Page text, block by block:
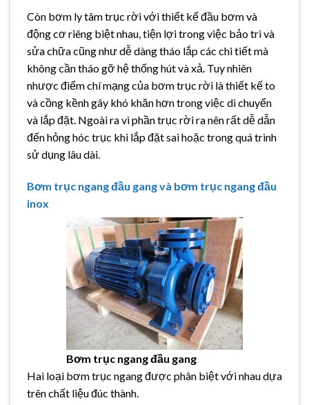
Còn bơm ly tâm trục rời với thiết kế đầu bơm và
động cơ riêng biệt nhau, tiện lợi trong việc bảo trì và
sửa chữa cũng như dễ dàng tháo lắp các chi tiết mà
không cần tháo gỡ hệ thống hút và xả. Tuy nhiên
nhược điểm chí mạng của bơm trục rời là thiết kế to
và cồng kềnh gây khó khăn hơn trong việc di chuyển
và lắp đặt. Ngoài ra vì phần trục rời ra nên rất dễ dẫn
đến hỏng hóc trục khi lắp đặt sai hoặc trong quá trình
sử dụng lâu dài.
Bơm trục ngang đầu gang và bơm trục ngang đầu
inox
Bơm trục ngang đầu gang
Hai loại bơm trục ngang được phân biệt với nhau dựa
trên chất liệu đúc thành.